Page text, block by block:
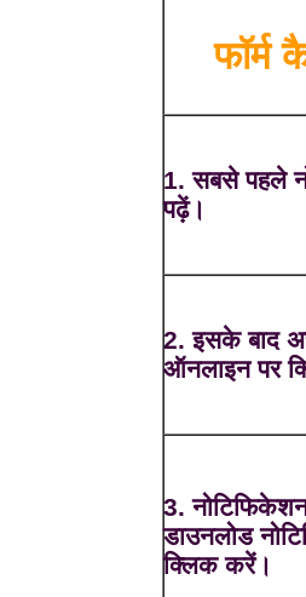
फॉर्म
1. सबसे पहले
पढ़ें।
2. इसके बाद
ऑनलाइन पर
3.
डाउनलोड
क्लिक करें।